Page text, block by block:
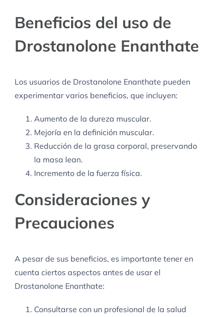
Beneficios del uso de
Drostanolone Enanthate
Los usuarios de Drostanolone Enanthate pueden
experimentar varios beneficios, que incluyen:
Aumento de la dureza muscular.
Mejoría en la definición muscular.
Reducción de la grasa corporal, preservando
la masa lean.
Incremento de la fuerza física.
Consideraciones y
Precauciones
A pesar de sus beneficios, es importante tener en
cuenta ciertos aspectos antes de usar el
Drostanolone Enanthate:
Consultarse con un profesional de la salud